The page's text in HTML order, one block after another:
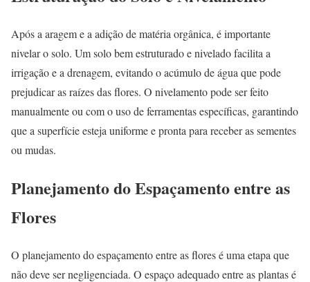
Após a aragem e a adição de matéria orgânica, é importante
nivelar o solo. Um solo bem estruturado e nivelado facilita a
irrigação e a drenagem, evitando o acúmulo de água que pode
prejudicar as raízes das flores. O nivelamento pode ser feito
manualmente ou com o uso de ferramentas específicas, garantindo
que a superfície esteja uniforme e pronta para receber as sementes
ou mudas.
Planejamento do Espaçamento entre as
Flores
O planejamento do espaçamento entre as flores é uma etapa que
não deve ser negligenciada. O espaço adequado entre as plantas é